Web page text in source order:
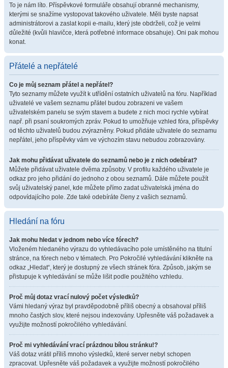
To je nám líto. Příspěvkové formuláře obsahují obranné mechanismy,
kterými se snažíme vystopovat takového uživatele. Měli byste napsat
administrátorovi a zaslat kopii e-mailu, který jste obdrželi, což je velmi
důležité (kvůli hlavičce, která potřebné informace obsahuje). Oni pak mohou
konat.
Přátelé a nepřátelé
Co je můj seznam přátel a nepřátel?
Tyto seznamy můžete využít k utřídění ostatních uživatelů na fóru. Například
uživatelé ve vašem seznamu přátel budou zobrazeni ve vašem
uživatelském panelu se svým stavem a budete z nich moci rychle vybírat
např. při psaní soukromých zpráv. Pokud to umožňuje vzhled fóra, příspěvky
od těchto uživatelů budou zvýrazněny. Pokud přidáte uživatele do seznamu
nepřátel, jeho příspěvky vám ve výchozím stavu nebudou zobrazovány.
Jak mohu přidávat uživatele do seznamů nebo je z nich odebírat?
Můžete přidávat uživatele dvěma způsoby. V profilu každého uživatele je
odkaz pro jeho přidání do jednoho z obou seznamů. Dále můžete použít
svůj uživatelský panel, kde můžete přímo zadat uživatelská jména do
odpovídajícího pole. Zde také odebíráte členy z vašich seznamů.
Hledání na fóru
Jak mohu hledat v jednom nebo více fórech?
Vloženém hledaného výrazu do vyhledávacího pole umístěného na titulní
stránce, na fórech nebo v tématech. Pro Pokročilé vyhledávání klikněte na
odkaz „Hledat“, který je dostupný ze všech stránek fóra. Způsob, jakým se
přistupuje k vyhledávání se může lišit podle použitého vzhledu.
Proč můj dotaz vrací nulový počet výsledků?
Vámi hledaný výraz byl pravděpodobně příliš obecný a obsahoval příliš
mnoho častých slov, které nejsou indexovány. Upřesněte váš požadavek a
využijte možností pokročilého vyhledávání.
Proč mi vyhledávání vrací prázdnou bílou stránku!?
Váš dotaz vrátil příliš mnoho výsledků, které server nebyl schopen
zpracovat. Upřesněte váš požadavek a využijte možností pokročilého